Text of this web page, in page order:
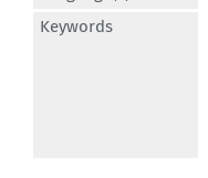
Keywords